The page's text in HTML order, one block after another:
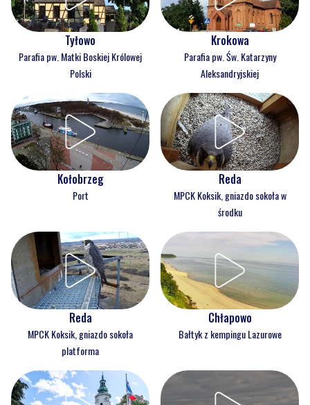
Tyłowo
Parafia pw. Matki Boskiej Królowej
Polski
Krokowa
Parafia pw. Św. Katarzyny
Aleksandryjskiej
Kołobrzeg
Port
Reda
MPCK Koksik, gniazdo sokoła w
środku
Reda
MPCK Koksik, gniazdo sokoła
platforma
Chłapowo
Bałtyk z kempingu Lazurowe